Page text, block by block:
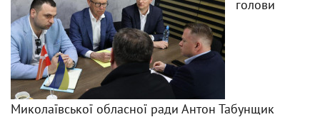
голови
Миколаївської обласної ради Антон Табунщик